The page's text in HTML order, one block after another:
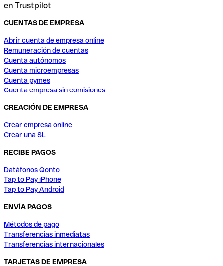
en Trustpilot
CUENTAS DE EMPRESA
Abrir cuenta de empresa online
Remuneración de cuentas
Cuenta autónomos
Cuenta microempresas
Cuenta pymes
Cuenta empresa sin comisiones
CREACIÓN DE EMPRESA
Crear empresa online
Crear una SL
RECIBE PAGOS
Datáfonos Qonto
Tap to Pay iPhone
Tap to Pay Android
ENVÍA PAGOS
Métodos de pago
Transferencias inmediatas
Transferencias internacionales
TARJETAS DE EMPRESA